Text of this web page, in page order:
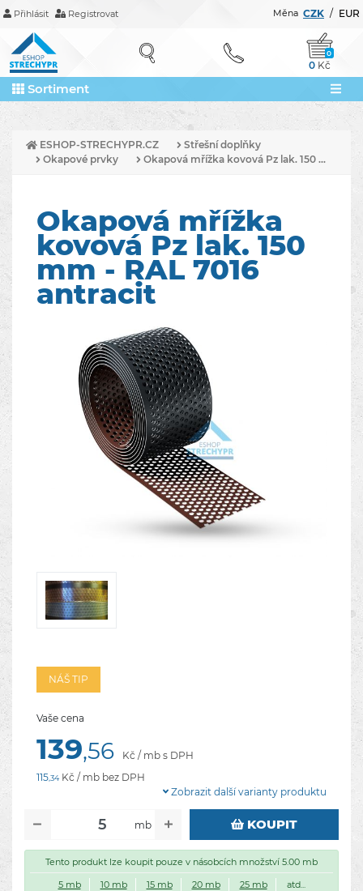
Přihlásit Registrovat CZK / EUR
Měna
0
0 Kč
Sortiment
ESHOP-STRECHYPR.CZ
Střešní doplňky
Okapové prvky
Okapová mřížka kovová Pz lak. 150 ...
Okapová mřížka
kovová Pz lak. 150
mm - RAL 7016
antracit
NÁŠ TIP
Vaše cena
139,56
Kč / mb s DPH
115,34 Kč / mb bez DPH
Zobrazit další varianty produktu
mb KOUPIT
Tento produkt lze koupit pouze v násobcích množství 5.00 mb
5 mb
10 mb 15 mb 20 mb 25 mb atd...